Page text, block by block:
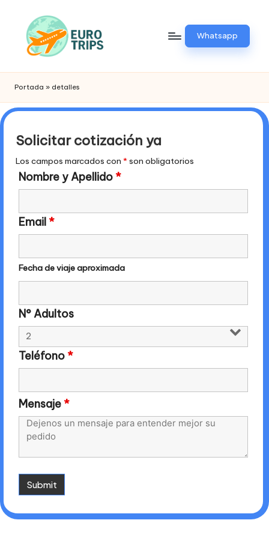
contenido
E
u
r
o
t
ri
p
.
p
e
Europa
Whatsapp
Portada » detalles
Solicitar cotización ya
Los campos marcados con *son obligatorios
Nombre y Apellido *
Email *
Fecha de viaje aproximada
N° Adultos
Teléfono *
Mensaje *